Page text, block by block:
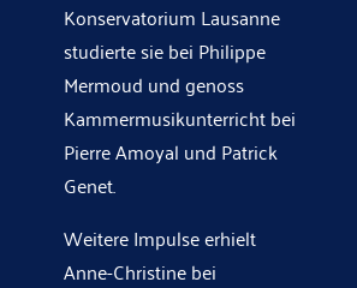
Konservatorium Lausanne
studierte sie bei Philippe
Mermoud und genoss
Kammermusikunterricht bei
Pierre Amoyal und Patrick
Genet.
Weitere Impulse erhielt
Anne-Christine bei